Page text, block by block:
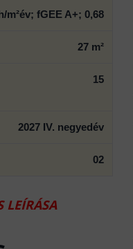
m²év; fGEE A+; 0,68
27 m²
15
2027 IV. negyedév
02
LEÍRÁSA